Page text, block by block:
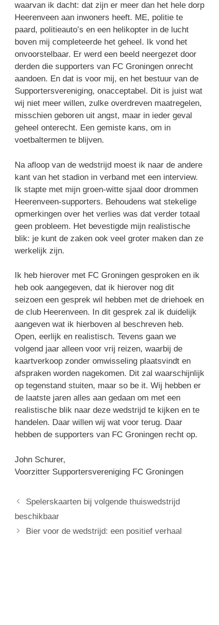
waarvan ik dacht: dat zijn er meer dan het hele dorp
Heerenveen aan inwoners heeft. ME, politie te
paard, politieauto’s en een helikopter in de lucht
boven mij completeerde het geheel. Ik vond het
onvoorstelbaar. Er werd een beeld neergezet door
derden die supporters van FC Groningen onrecht
aandoen. En dat is voor mij, en het bestuur van de
Supportersvereniging, onacceptabel. Dit is juist wat
wij niet meer willen, zulke overdreven maatregelen,
misschien geboren uit angst, maar in ieder geval
geheel onterecht. Een gemiste kans, om in
voetbaltermen te blijven.
Na afloop van de wedstrijd moest ik naar de andere
kant van het stadion in verband met een interview.
Ik stapte met mijn groen-witte sjaal door drommen
Heerenveen-supporters. Behoudens wat stekelige
opmerkingen over het verlies was dat verder totaal
geen probleem. Het bevestigde mijn realistische
blik: je kunt de zaken ook veel groter maken dan ze
werkelijk zijn.
Ik heb hierover met FC Groningen gesproken en ik
heb ook aangegeven, dat ik hierover nog dit
seizoen een gesprek wil hebben met de driehoek en
de club Heerenveen. In dit gesprek zal ik duidelijk
aangeven wat ik hierboven al beschreven heb.
Open, eerlijk en realistisch. Tevens gaan we
volgend jaar alleen voor vrij reizen, waarbij de
kaartverkoop zonder omwisseling plaatsvindt en
afspraken worden nagekomen. Dit zal waarschijnlijk
op tegenstand stuiten, maar so be it. Wij hebben er
de laatste jaren alles aan gedaan om met een
realistische blik naar deze wedstrijd te kijken en te
handelen. Daar willen wij wat voor terug. Daar
hebben de supporters van FC Groningen recht op.
John Schurer,
Voorzitter Supportersvereniging FC Groningen
Spelerskaarten bij volgende thuiswedstrijd
beschikbaar
Bier voor de wedstrijd: een positief verhaal